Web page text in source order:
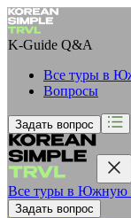
K-Guide Q&A
Все туры в
Вопросы
Задать вопрос
Все туры в Южную
Задать вопрос